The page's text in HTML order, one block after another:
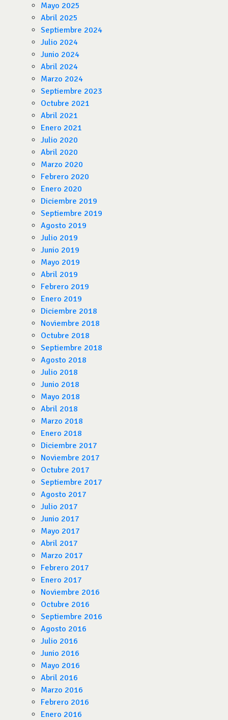
Mayo 2025
Abril 2025
Septiembre 2024
Julio 2024
Junio 2024
Abril 2024
Marzo 2024
Septiembre 2023
Octubre 2021
Abril 2021
Enero 2021
Julio 2020
Abril 2020
Marzo 2020
Febrero 2020
Enero 2020
Diciembre 2019
Septiembre 2019
Agosto 2019
Julio 2019
Junio 2019
Mayo 2019
Abril 2019
Febrero 2019
Enero 2019
Diciembre 2018
Noviembre 2018
Octubre 2018
Septiembre 2018
Agosto 2018
Julio 2018
Junio 2018
Mayo 2018
Abril 2018
Marzo 2018
Enero 2018
Diciembre 2017
Noviembre 2017
Octubre 2017
Septiembre 2017
Agosto 2017
Julio 2017
Junio 2017
Mayo 2017
Abril 2017
Marzo 2017
Febrero 2017
Enero 2017
Noviembre 2016
Octubre 2016
Septiembre 2016
Agosto 2016
Julio 2016
Junio 2016
Mayo 2016
Abril 2016
Marzo 2016
Febrero 2016
Enero 2016